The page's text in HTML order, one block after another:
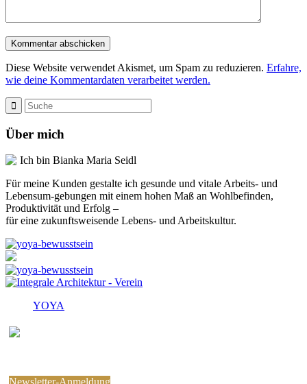
Diese Website verwendet Akismet, um Spam zu reduzieren. Erfahre,
wie deine Kommentardaten verarbeitet werden.
Über mich
Ich bin Bianka Maria Seidl
Für meine Kunden gestalte ich gesunde und vitale Arbeits- und
Lebensum-gebungen mit einem hohen Maß an Wohlbefinden,
Produktivität und Erfolg –
für eine zukunftsweisende Lebens- und Arbeitskultur.
YOYA